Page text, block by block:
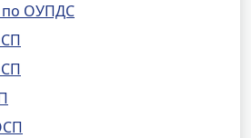
по ОУПДС